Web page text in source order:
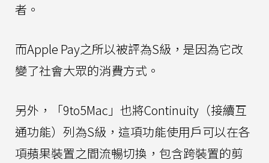
者。
而Apple Pay之所以被評為S級，是因為它改
變了社會大眾的消費方式。
另外，「9to5Mac」也將Continuity（接續互
通功能）列為S級，這項功能使用戶可以在各
項蘋果裝置之間流暢切換，包含跨裝置的剪